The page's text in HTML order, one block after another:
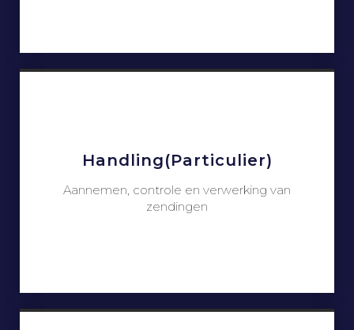
Handling(particulier)
Aannemen, controle en verwerking van
zendingen